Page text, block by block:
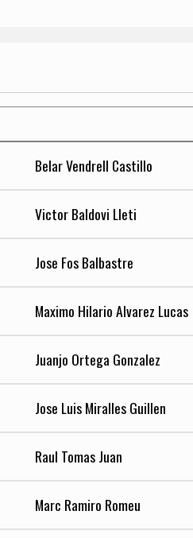
Belar Vendrell Castillo
Victor Baldovi Lleti
Jose Fos Balbastre
Maximo Hilario Alvarez Lucas
Juanjo Ortega Gonzalez
Jose Luis Miralles Guillen
Raul Tomas Juan
Marc Ramiro Romeu